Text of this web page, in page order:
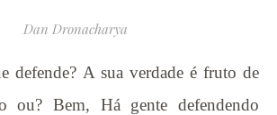
Dan Dronacharya
ou? Bem, Há gente defendendo